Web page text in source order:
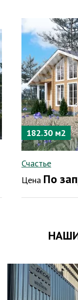
182.30 м2
Счастье
Цена По